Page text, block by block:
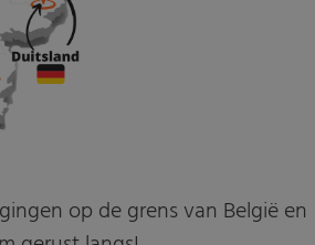
op de grens van België en